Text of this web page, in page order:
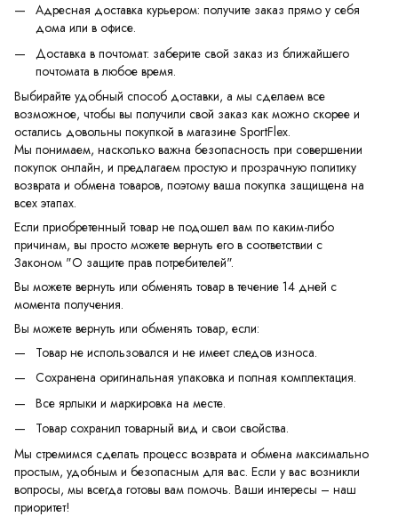
Адресная доставка курьером: получите заказ прямо у себя
дома или в офисе.
Доставка в почтомат: заберите свой заказ из ближайшего
почтомата в любое время.
Выбирайте удобный способ доставки, а мы сделаем все
возможное, чтобы вы получили свой заказ как можно скорее и
остались довольны покупкой в магазине SportFlex.
Мы понимаем, насколько важна безопасность при совершении
покупок онлайн, и предлагаем простую и прозрачную политику
возврата и обмена товаров, поэтому ваша покупка защищена на
всех этапах.
Если приобретенный товар не подошел вам по каким-либо
причинам, вы просто можете вернуть его в соответствии с
Законом "О защите прав потребителей".
Вы можете вернуть или обменять товар в течение 14 дней с
момента получения.
Вы можете вернуть или обменять товар, если:
Товар не использовался и не имеет следов износа.
Сохранена оригинальная упаковка и полная комплектация.
Все ярлыки и маркировка на месте.
Товар сохранил товарный вид и свои свойства.
Мы стремимся сделать процесс возврата и обмена максимально
простым, удобным и безопасным для вас. Если у вас возникли
вопросы, мы всегда готовы вам помочь. Ваши интересы – наш
приоритет!